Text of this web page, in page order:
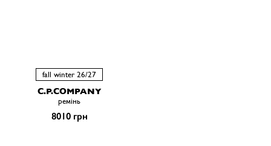
fall winter 26/27
C.P.COMPANY
ремiнь
8010 грн